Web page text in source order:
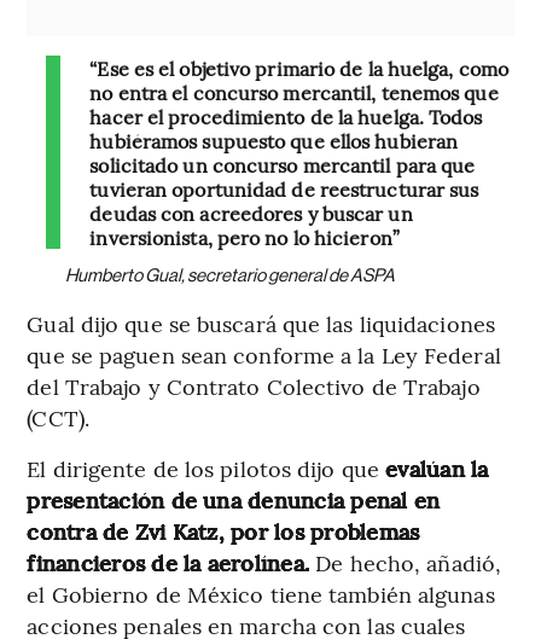
“Ese es el objetivo primario de la huelga, como
no entra el concurso mercantil, tenemos que
hacer el procedimiento de la huelga. Todos
hubiéramos supuesto que ellos hubieran
solicitado un concurso mercantil para que
tuvieran oportunidad de reestructurar sus
deudas con acreedores y buscar un
inversionista, pero no lo hicieron”
Humberto Gual, secretario general de ASPA
Gual dijo que se buscará que las liquidaciones
que se paguen sean conforme a la Ley Federal
del Trabajo y Contrato Colectivo de Trabajo
(CCT).
El dirigente de los pilotos dijo queevalúan la
presentación de una denuncia penal en
contra de Zvi Katz, por los problemas
financieros de la aerolínea. De hecho, añadió,
el Gobierno de México tiene también algunas
acciones penales en marcha con las cuales